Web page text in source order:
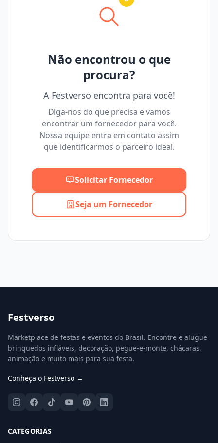
Máximo
Não encontrou o que
procura?
A Festverso encontra para você!
Diga-nos do que precisa e vamos
encontrar um fornecedor para você.
Nossa equipe entra em contato assim
que identificarmos o parceiro ideal.
Solicitar Fornecedor
Seja um Fornecedor
Festverso
Marketplace de festas e eventos do Brasil. Encontre e alugue
brinquedos infláveis, decoração, pegue-e-monte, chácaras,
animação e muito mais para sua festa.
Conheça o Festverso →
CATEGORIAS